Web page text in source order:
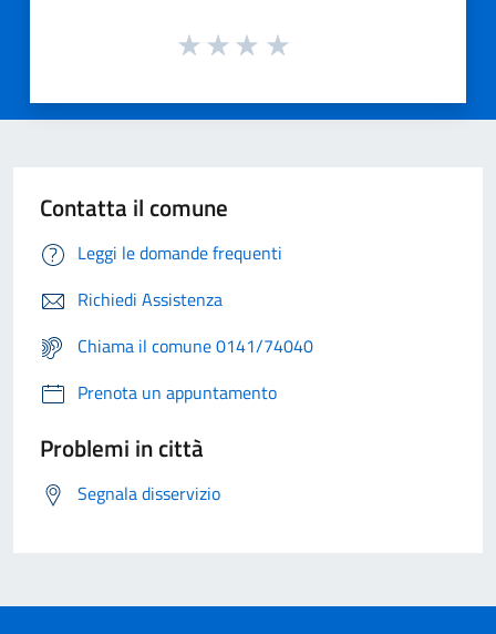
Contatta il comune
Leggi le domande frequenti
Richiedi Assistenza
Chiama il comune 0141/74040
Prenota un appuntamento
Problemi in città
Segnala disservizio